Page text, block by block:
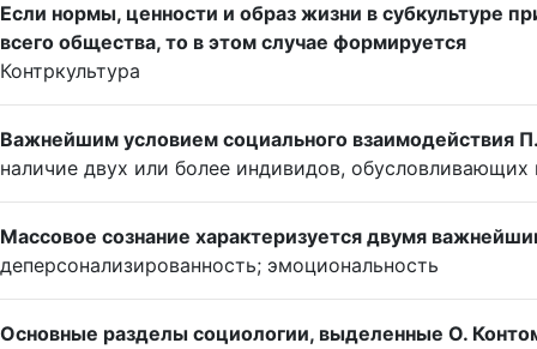
Если нормы, ценности и образ жизни в субкультуре
всего общества, то в этом случае формируется
Контркультура
Важнейшим условием социального взаимодействия
наличие двух или более индивидов,
Массовое сознание характеризуется двумя
деперсонализированность; эмоциональность
Основные разделы социологии, выделенные О.